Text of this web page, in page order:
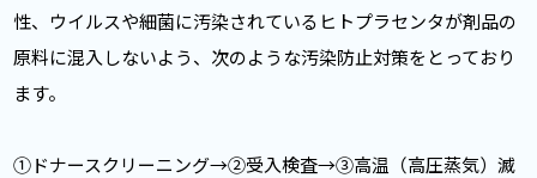
性、ウイルスや細菌に汚染されているヒトプラセンタが剤品の
原料に混入しないよう、次のような汚染防止対策をとっており
ます。
①ドナースクリーニング→②受入検査→③高温（高圧蒸気）滅